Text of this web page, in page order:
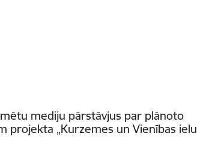
mediju pārstāvjus par plānoto
„Kurzemes un Vienības ielu